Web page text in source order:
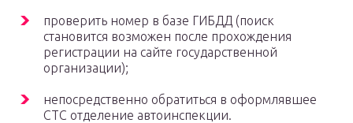
проверить номер в базе ГИБДД (поиск
становится возможен после прохождения
регистрации на сайте государственной
организации);
непосредственно обратиться в оформлявшее
СТС отделение автоинспекции.